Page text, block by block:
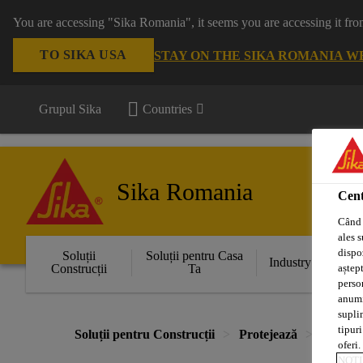
You are accessing "Sika Romania", it seems you are accessing it
TO SIKA USA STAY ON THE SIKA ROMANIA
Grupul Sika Countries
Sika Romania
Soluții
Construcții
Soluții pentru Casa
Ta
Industry
Soluții pentru Construcții Protejează
ales
tipuri
oferi.